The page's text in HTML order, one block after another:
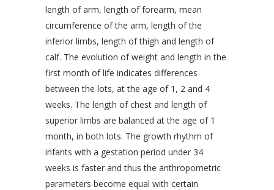
length of arm, length of forearm, mean
circumference of the arm, length of the
inferior limbs, length of thigh and length of
calf. The evolution of weight and length in the
first month of life indicates differences
between the lots, at the age of 1, 2 and 4
weeks. The length of chest and length of
superior limbs are balanced at the age of 1
month, in both lots. The growth rhythm of
infants with a gestation period under 34
weeks is faster and thus the anthropometric
parameters become equal with certain